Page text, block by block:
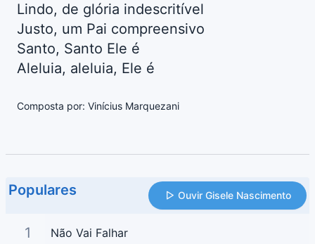
Lindo, de glória indescritível
Justo, um Pai compreensivo
Santo, Santo Ele é
Aleluia, aleluia, Ele é
Composta por: Vinícius Marquezani
Populares Ouvir Gisele Nascimento
1 Não Vai Falhar